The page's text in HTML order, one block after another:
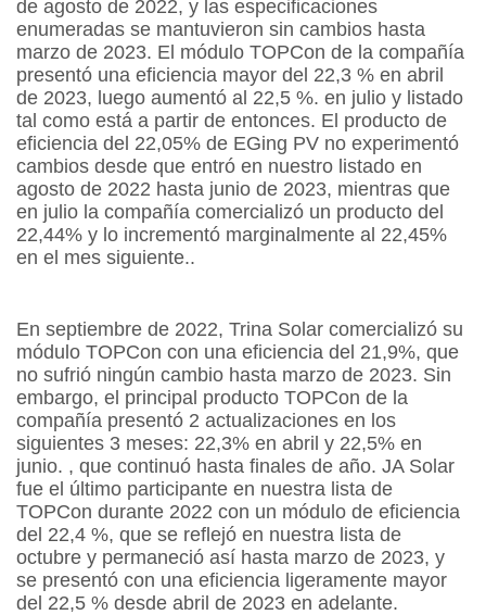
de agosto de 2022, y las especificaciones
enumeradas se mantuvieron sin cambios hasta
marzo de 2023. El módulo TOPCon de la compañía
presentó una eficiencia mayor del 22,3 % en abril
de 2023, luego aumentó al 22,5 %. en julio y listado
tal como está a partir de entonces. El producto de
eficiencia del 22,05% de EGing PV no experimentó
cambios desde que entró en nuestro listado en
agosto de 2022 hasta junio de 2023, mientras que
en julio la compañía comercializó un producto del
22,44% y lo incrementó marginalmente al 22,45%
en el mes siguiente..
En septiembre de 2022, Trina Solar comercializó su
módulo TOPCon con una eficiencia del 21,9%, que
no sufrió ningún cambio hasta marzo de 2023. Sin
embargo, el principal producto TOPCon de la
compañía presentó 2 actualizaciones en los
siguientes 3 meses: 22,3% en abril y 22,5% en
junio. , que continuó hasta finales de año. JA Solar
fue el último participante en nuestra lista de
TOPCon durante 2022 con un módulo de eficiencia
del 22,4 %, que se reflejó en nuestra lista de
octubre y permaneció así hasta marzo de 2023, y
se presentó con una eficiencia ligeramente mayor
del 22,5 % desde abril de 2023 en adelante.